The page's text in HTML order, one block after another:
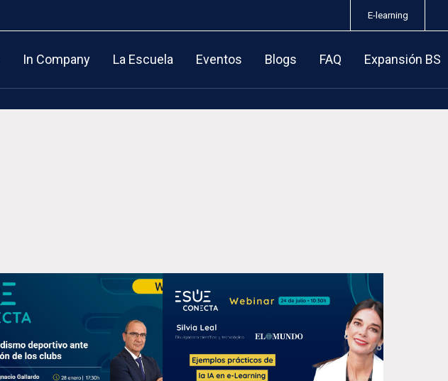
E-learning
In Company La Escuela Eventos Blogs FAQ Expansión BS